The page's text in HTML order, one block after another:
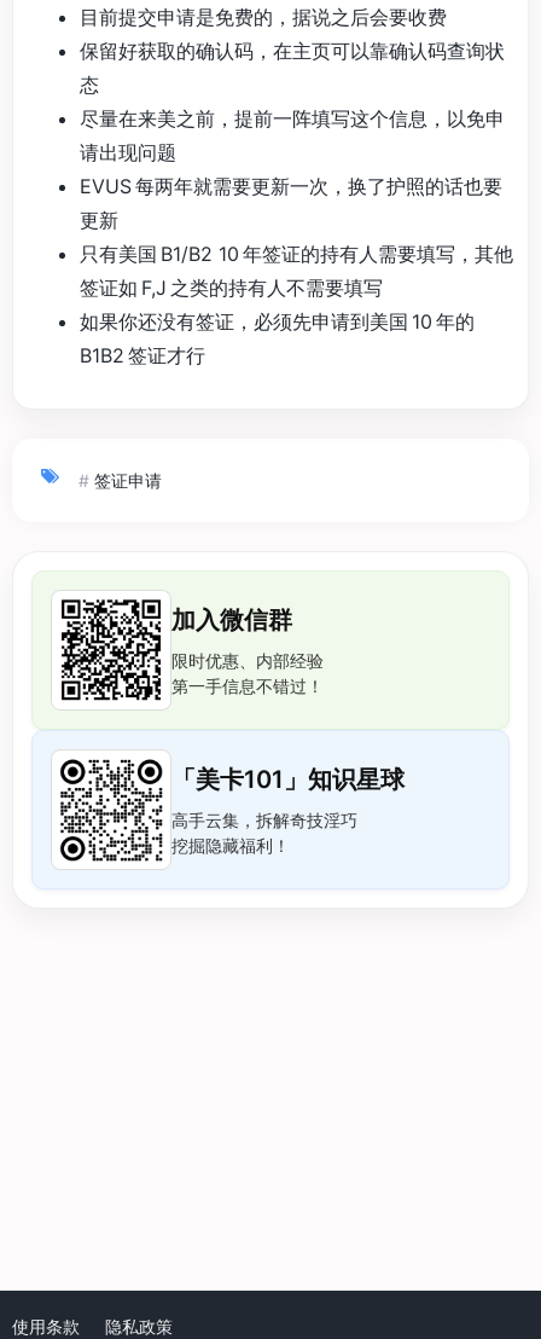
目前提交申请是免费的，据说之后会要收费
保留好获取的确认码，在主页可以靠确认码查询状
态
尽量在来美之前，提前一阵填写这个信息，以免申
请出现问题
EVUS 每两年就需要更新一次，换了护照的话也要
更新
只有美国 B1/B2 10 年签证的持有人需要填写，其他
签证如 F,J 之类的持有人不需要填写
如果你还没有签证，必须先申请到美国 10 年的
B1B2 签证才行
# 签证申请
加入微信群
限时优惠、内部经验
第一手信息不错过！
「美卡101」知识星球
高手云集，拆解奇技淫巧
挖掘隐藏福利！
使用条款 隐私政策